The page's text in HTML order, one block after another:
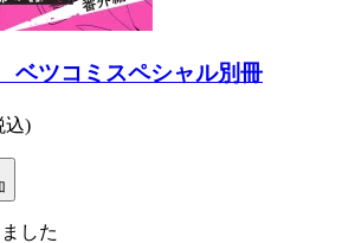
ツコミスペシャル別冊
込)
した